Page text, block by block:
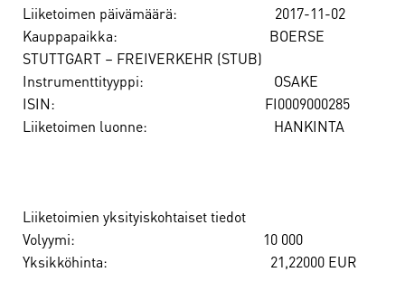
Liiketoimen päivämäärä: 2017-11-02
Kauppapaikka: BOERSE
STUTTGART – FREIVERKEHR (STUB)
Instrumenttityyppi: OSAKE
ISIN: FI0009000285
Liiketoimen luonne: HANKINTA
Liiketoimien yksityiskohtaiset tiedot
Volyymi: 10 000
Yksikköhinta: 21,22000 EUR